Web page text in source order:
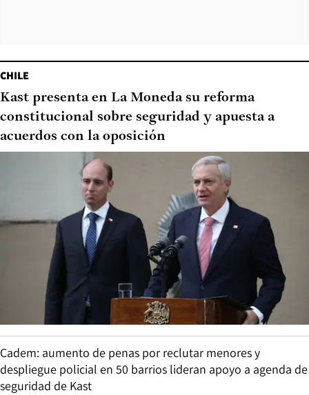
CHILE
Kast presenta en La Moneda su reforma
constitucional sobre seguridad y apuesta a
acuerdos con la oposición
Cadem: aumento de penas por reclutar menores y
despliegue policial en 50 barrios lideran apoyo a agenda de
seguridad de Kast